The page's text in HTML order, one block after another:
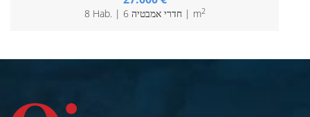
8 Hab. | 6 חדרי אמבטיה | m2